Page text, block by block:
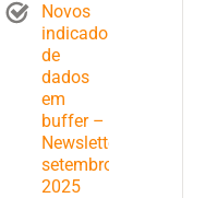
Novos
indicadores
de
dados
em
buffer –
Newsletter
setembro
2025